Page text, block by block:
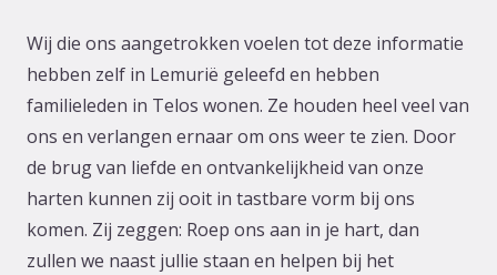
Wij die ons aangetrokken voelen tot deze informatie
hebben zelf in Lemurië geleefd en hebben
familieleden in Telos wonen. Ze houden heel veel van
ons en verlangen ernaar om ons weer te zien. Door
de brug van liefde en ontvankelijkheid van onze
harten kunnen zij ooit in tastbare vorm bij ons
komen. Zij zeggen: Roep ons aan in je hart, dan
zullen we naast jullie staan en helpen bij het